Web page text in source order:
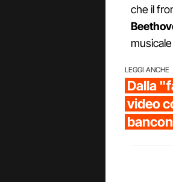
che il
LEGGI ANCHE
Dalla
video